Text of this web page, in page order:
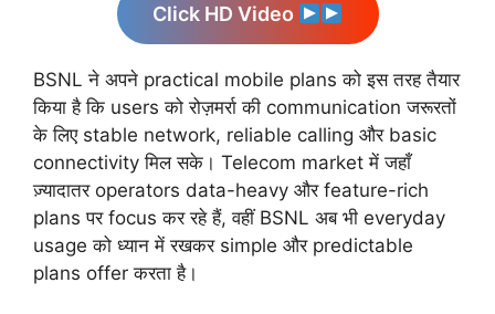
Click HD Video
BSNL ने अपने practical mobile plans को इस तरह तैयार
किया है कि users को रोज़मर्रा की communication जरूरतों
के लिए stable network, reliable calling और basic
connectivity मिल सके। Telecom market में जहाँ
ज़्यादातर operators data-heavy और feature-rich
plans पर focus कर रहे हैं, वहीं BSNL अब भी everyday
usage को ध्यान में रखकर simple और predictable
plans offer करता है।